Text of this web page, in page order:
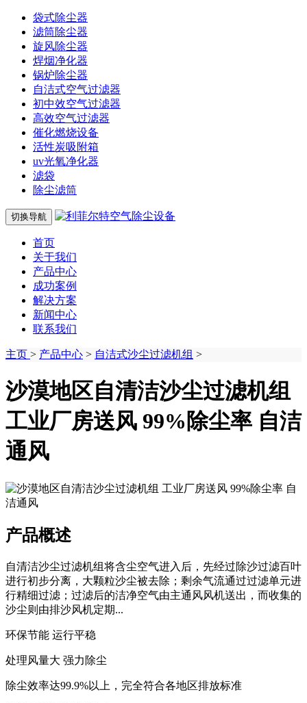
袋式除尘器
滤筒除尘器
旋风除尘器
焊烟净化器
锅炉除尘器
自洁式空气过滤器
初中效空气过滤器
高效空气过滤器
催化燃烧设备
活性炭吸附箱
uv光氧净化器
滤袋
除尘滤筒
切换导航
首页
关于我们
产品中心
成功案例
解决方案
新闻中心
联系我们
主页 > 产品中心 > 自洁式沙尘过滤机组 >
沙漠地区自清洁沙尘过滤机组
工业厂房送风 99%除尘率 自洁
通风
产品概述
自清洁沙尘过滤机组​将含尘空气进入后，先经过‌除沙过滤百叶‌
进行初步分离，大颗粒沙尘被去除；剩余气流通过‌过滤单元‌进
行精细过滤；过滤后的洁净空气由‌主通风风机‌送出，而收集的
沙尘则由‌排沙风机‌定期...
环保节能 运行平稳
处理风量大 强力除尘
除尘效率达99.9%以上，完全符合各地区排放标准